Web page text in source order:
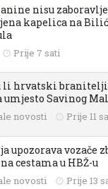
nisu
kapelica na
Prije 7 sati
li hrvatski branitelji
umjesto Savinog
novosti Prije 11
upozorava vozače
cestama u HBŽ-u
novosti Prije 13